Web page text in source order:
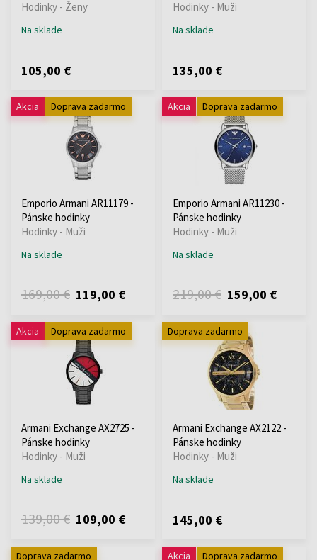
Hodinky - Ženy
Na sklade
105,00 €
Hodinky - Muži
Na sklade
135,00 €
Akcia Doprava zadarmo
Emporio Armani AR11179 -
Pánske hodinky
Hodinky - Muži
Na sklade
169,00 € 119,00 €
Akcia Doprava zadarmo
Emporio Armani AR11230 -
Pánske hodinky
Hodinky - Muži
Na sklade
219,00 € 159,00 €
Akcia Doprava zadarmo
Armani Exchange AX2725 -
Pánske hodinky
Hodinky - Muži
Na sklade
139,00 € 109,00 €
Doprava zadarmo
Armani Exchange AX2122 -
Pánske hodinky
Hodinky - Muži
Na sklade
145,00 €
Doprava zadarmo Akcia Doprava zadarmo